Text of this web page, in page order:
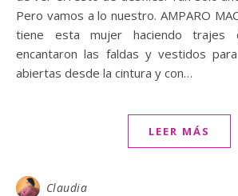
Pero vamos a lo nuestro. AMPARO
tiene esta mujer haciendo trajes
encantaron las faldas y vestidos
abiertas desde la cintura y con…
LEER MÁS
Claudia